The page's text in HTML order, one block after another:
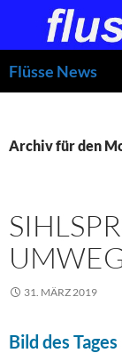
springen
Flüsse News
Archiv für den
31. MÄRZ 2019
Bild des